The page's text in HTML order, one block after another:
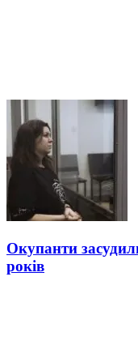
Окупанти
років